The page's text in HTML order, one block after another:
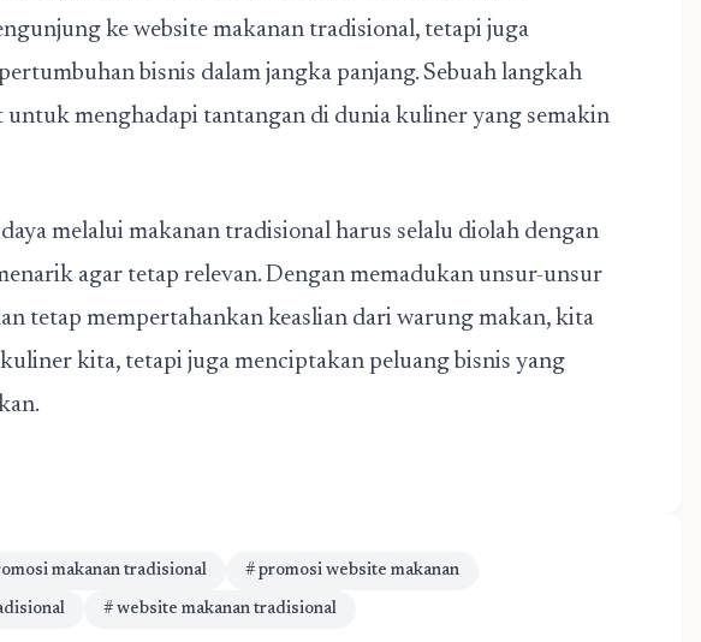
ke website makanan tradisional, tetapi juga
bisnis dalam jangka panjang. Sebuah langkah
untuk menghadapi tantangan di dunia kuliner yang semakin
melalui makanan tradisional harus selalu diolah dengan
agar tetap relevan. Dengan memadukan unsur-unsur
tetap mempertahankan keaslian dari warung makan, kita
kita, tetapi juga menciptakan peluang bisnis yang
makanan tradisional # promosi website makanan
# website makanan tradisional